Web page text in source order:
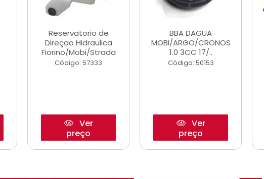
Reservatorio de
Direçao Hidraulica
Fiorino/Mobi/Strada
Código: 57333
Ver
preço
BBA DAGUA
MOBI/ARGO/CRONOS
1.0 3CC 17/..
Código: 50153
Ver
preço